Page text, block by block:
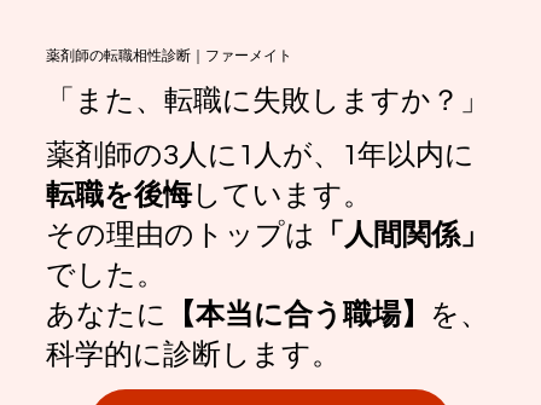
薬剤師の転職相性診断｜ファーメイト
「また、転職に失敗しますか？」
薬剤師の3人に1人が、1年以内に
転職を後悔しています。
その理由のトップは
「人間関係」
でした。
​あなたに
【本当に合う職場】 を、
科学的に診断します。